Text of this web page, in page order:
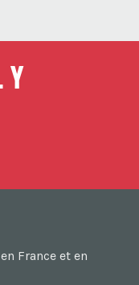
y
France et en